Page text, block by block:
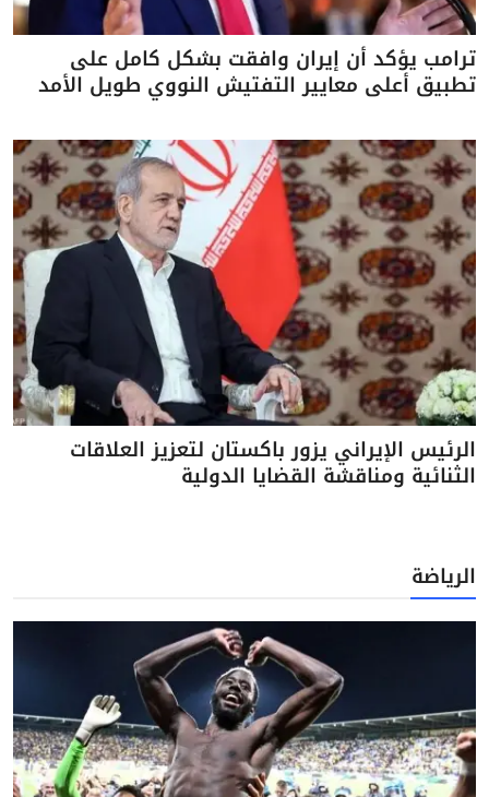
ترامب يؤكد أن إيران وافقت بشكل كامل على
تطبيق أعلى معايير التفتيش النووي طويل الأمد
الرئيس الإيراني يزور باكستان لتعزيز العلاقات
الثنائية ومناقشة القضايا الدولية
الرياضة